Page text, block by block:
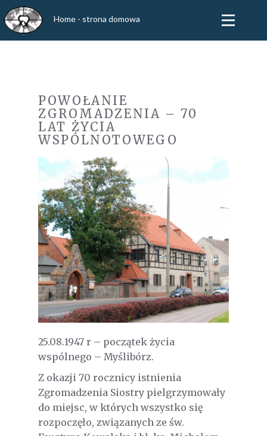
Home - strona domowa
POWOŁANIE
ZGROMADZENIA – 70
LAT ŻYCIA
WSPÓLNOTOWEGO
25.08.1947 r – początek życia
wspólnego – Myślibórz.
Z okazji 70 rocznicy istnienia
Zgromadzenia Siostry pielgrzymowały
do miejsc, w których wszystko się
rozpoczęło, związanych ze św.